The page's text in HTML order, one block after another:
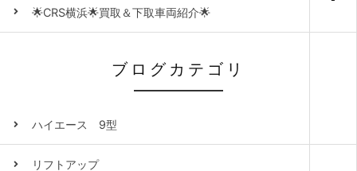
🌟CRS横浜🌟買取＆下取車両紹介🌟
ブログカテゴリ
ハイエース 9型
リフトアップ